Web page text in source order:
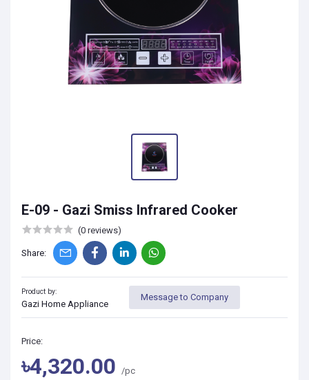
E-09 - Gazi Smiss Infrared Cooker
(0 reviews)
Share:
Product by:
Gazi Home Appliance
Message to Company
Price:
৳4,320.00 /pc